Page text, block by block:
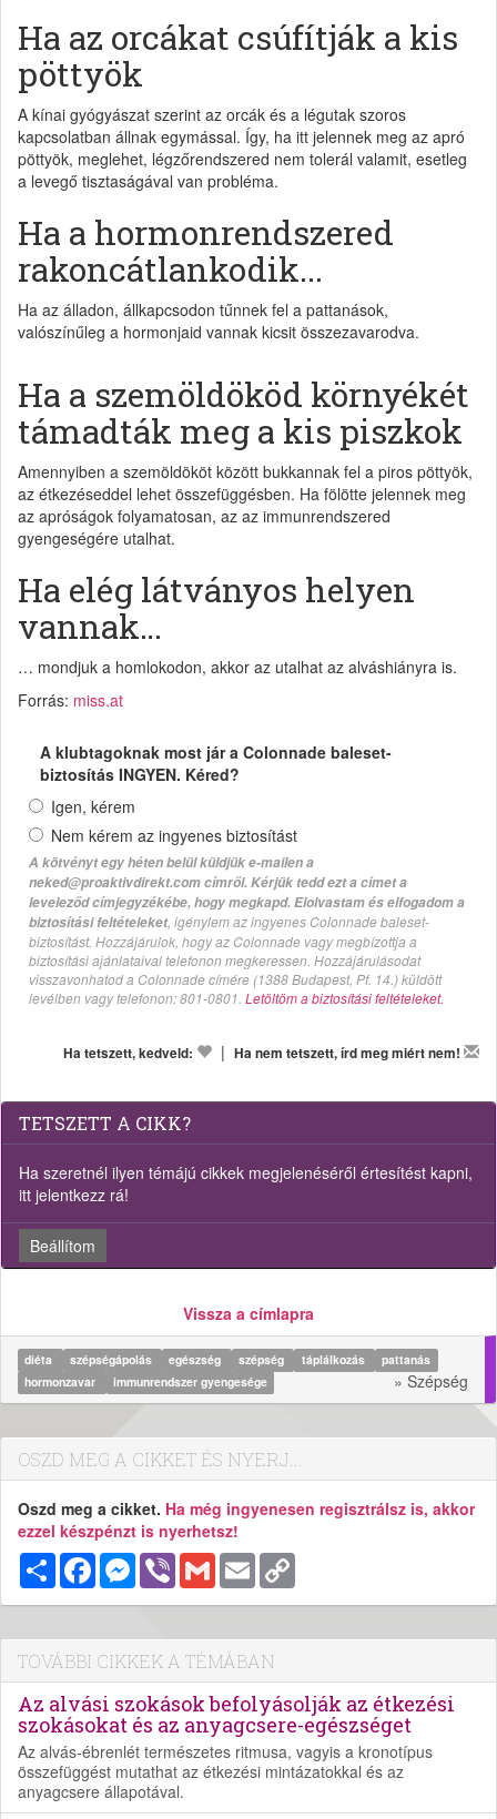
Ha az orcákat csúfítják a kis
pöttyök
A kínai gyógyászat szerint az orcák és a légutak szoros
kapcsolatban állnak egymással. Így, ha itt jelennek meg az apró
pöttyök, meglehet, légzőrendszered nem tolerál valamit, esetleg
a levegő tisztaságával van probléma.
Ha a hormonrendszered
rakoncátlankodik...
Ha az álladon, állkapcsodon tűnnek fel a pattanások,
valószínűleg a hormonjaid vannak kicsit összezavarodva.
Ha a szemöldököd környékét
támadták meg a kis piszkok
Amennyiben a szemöldököt között bukkannak fel a piros pöttyök,
az étkezéseddel lehet összefüggésben. Ha fölötte jelennek meg
az apróságok folyamatosan, az az immunrendszered
gyengeségére utalhat.
Ha elég látványos helyen
vannak…
… mondjuk a homlokodon, akkor az utalhat az alváshiányra is.
Forrás: miss.at
A klubtagoknak most jár a Colonnade baleset-
biztosítás INGYEN. Kéred?
Igen, kérem
Nem kérem az ingyenes biztosítást
A kötvényt egy héten belül küldjük e-mailen a
neked@proaktivdirekt.com címről. Kérjük tedd ezt a címet a
leveleződ címjegyzékébe, hogy megkapd. Elolvastam és elfogadom a
biztosítási feltételeket, igénylem az ingyenes Colonnade baleset-
biztosítást. Hozzájárulok, hogy az Colonnade vagy megbízottja a
biztosítási ajánlataival telefonon megkeressen. Hozzájárulásodat
visszavonhatod a Colonnade címére (1388 Budapest, Pf. 14.) küldött
levélben vagy telefonon: 801-0801. Letöltöm a biztosítási feltételeket.
Ha tetszett, kedveld: | Ha nem tetszett, írd meg miért nem!
TETSZETT A CIKK?
Ha szeretnél ilyen témájú cikkek megjelenéséről értesítést kapni,
itt jelentkezz rá!
Beállítom
Vissza a címlapra
diéta szépségápolás egészség szépség táplálkozás
pattanás
hormonzavar
immunrendszer gyengesége » Szépség
OSZD MEG A CIKKET ÉS NYERJ...
Oszd meg a cikket. Ha még ingyenesen regisztrálsz is, akkor
ezzel készpénzt is nyerhetsz!
MegosztásFacebookMessenger
Viber Gmail Email
TOVÁBBI CIKKEK A TÉMÁBAN
Az alvási szokások befolyásolják az étkezési
szokásokat és az anyagcsere-egészséget
Az alvás-ébrenlét természetes ritmusa, vagyis a kronotípus
összefüggést mutathat az étkezési mintázatokkal és az
anyagcsere állapotával.